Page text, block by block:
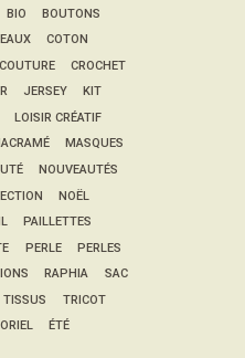
BIO
BOUTONS
COTON
COUTURE
CROCHET
JERSEY
KIT
LOISIR CRÉATIF
MASQUES
NOUVEAUTÉS
NOËL
PAILLETTES
PERLE
PERLES
RAPHIA
SAC
TISSUS
TRICOT
ÉTÉ